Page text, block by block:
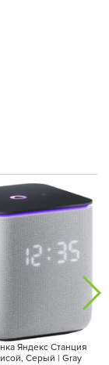
Яндекс Станция
Cерый | Gray